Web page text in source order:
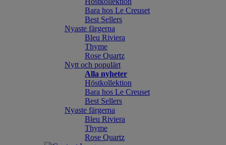
Bara hos Le Creuset
Best Sellers
Nyaste färgerna
Bleu Riviera
Thyme
Rose Quartz
Nytt och populärt
Alla nyheter
Höstkollektion
Bara hos Le Creuset
Best Sellers
Nyaste färgerna
Bleu Riviera
Thyme
Rose Quartz